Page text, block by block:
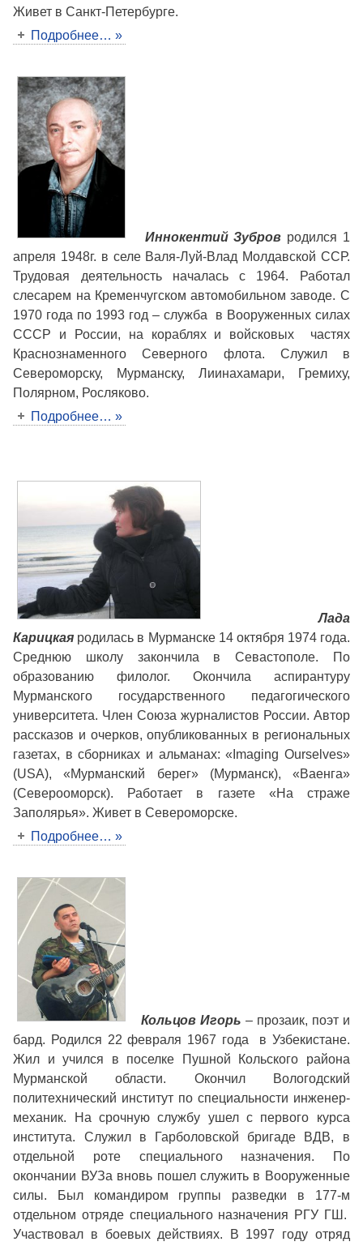
Живет в Санкт-Петербурге.
Подробнее… »
Иннокентий Зубров родился 1
апреля 1948г. в селе Валя-Луй-Влад Молдавской ССР.
Трудовая деятельность началась с 1964. Работал
слесарем на Кременчугском автомобильном заводе. С
1970 года по 1993 год – служба в Вооруженных силах
СССР и России, на кораблях и войсковых частях
Краснознаменного Северного флота. Служил в
Североморску, Мурманску, Лиинахамари, Гремиху,
Полярном, Росляково.
Подробнее… »
Лада
Карицкая родилась в Мурманске 14 октября 1974 года.
Среднюю школу закончила в Севастополе. По
образованию филолог. Окончила аспирантуру
Мурманского государственного педагогического
университета. Член Союза журналистов России. Автор
рассказов и очерков, опубликованных в региональных
газетах, в сборниках и альманах: «Imaging Ourselves»
(USA), «Мурманский берег» (Мурманск), «Ваенга»
(Северооморск). Работает в газете «На страже
Заполярья». Живет в Североморске.
Подробнее… »
Кольцов Игорь – прозаик, поэт и
бард. Родился 22 февраля 1967 года в Узбекистане.
Жил и учился в поселке Пушной Кольского района
Мурманской области. Окончил Вологодский
политехнический институт по специальности инженер-
механик. На срочную службу ушел с первого курса
института. Служил в Гарболовской бригаде ВДВ, в
отдельной роте специального назначения. По
окончании ВУЗа вновь пошел служить в Вооруженные
силы. Был командиром группы разведки в 177-м
отдельном отряде специального назначения РГУ ГШ.
Участвовал в боевых действиях. В 1997 году отряд